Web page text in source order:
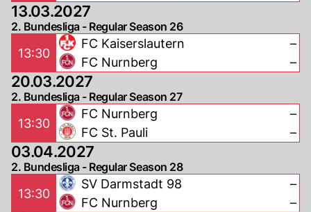
13.03.2027
2. Bundesliga - Regular Season 26
13:30
FC Kaiserslautern
FC Nurnberg
–
–
20.03.2027
2. Bundesliga - Regular Season 27
13:30
FC Nurnberg
FC St. Pauli
–
–
03.04.2027
2. Bundesliga - Regular Season 28
13:30
SV Darmstadt 98
FC Nurnberg
–
–